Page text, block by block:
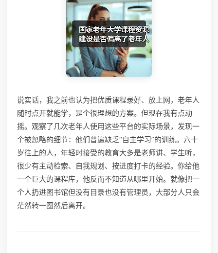
说实话，我之前也认为把优质课程录好、放上网，老年人
随时点开就能学，是个很理想的方案。但现在我有点动
摇。观察了几次老年人使用这些平台的实际场景，发现一
个被忽略的细节：他们普遍缺乏“自主学习”的训练。六十
岁往上的人，年轻时接受的教育大多是老师讲、学生听，
很少有主动检索、自我规划、按进度打卡的经验。你给他
一个巨大的课程库，他反而不知道从哪里开始。就像把一
个人扔进图书馆但没有目录也没有管理员，大部分人只会
茫然转一圈然后离开。